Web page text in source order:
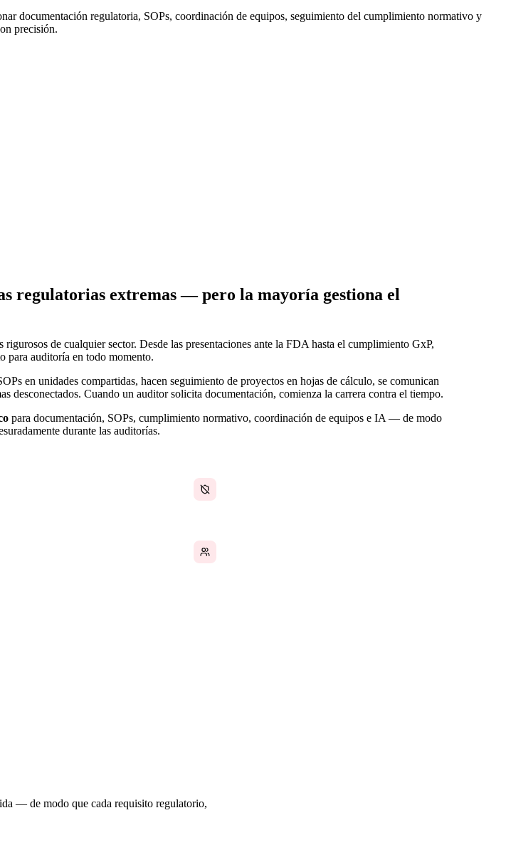
documentación regulatoria, SOPs, coordinación de equipos, seguimiento del cumplimiento normativo y
precisión.
regulatorias extremas — pero la mayoría gestiona el
de cualquier sector. Desde las presentaciones ante la FDA hasta el cumplimiento GxP,
para auditoría en todo momento.
en unidades compartidas, hacen seguimiento de proyectos en hojas de cálculo, se comunican
desconectados. Cuando un auditor solicita documentación, comienza la carrera contra el tiempo.
para documentación, SOPs, cumplimiento normativo, coordinación de equipos e IA — de modo
durante las auditorías.
— de modo que cada requisito regulatorio,